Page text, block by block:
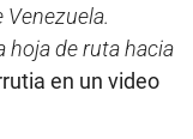
hoja de ruta hacia
en un video